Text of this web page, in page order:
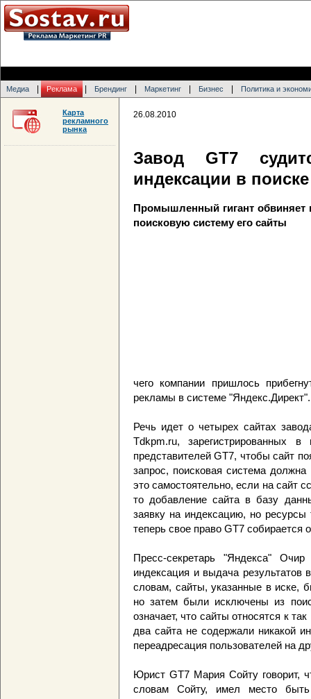
Медиа Реклама Брендинг Маркетинг Бизнес Политика и
26.08.2010
Завод GT7
индексации в поиске
Промышленный гигант обвиняет
поисковую систему его сайты
чего компании пришлось
рекламы в системе
Речь идет о четырех сайтах
Tdkpm.ru,
представителей GT7, чтобы сайт
запрос, поисковая система
это самостоятельно, если на сайт
то добавление сайта в базу
заявку на индексацию, но
теперь свое право GT7 собирается
Пресс-секретарь "Яндекса"
индексация и выдача результатов
словам, сайты, указанные в иске,
но затем были исключены из
означает, что сайты относятся к
два сайта не содержали никакой
переадресация пользователей на
Юрист GT7 Мария Сойту говорит,
словам Сойту, имел место быть
Карта
рекламного
рынка